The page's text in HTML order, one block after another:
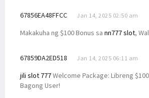
67856EA48FFCC Jan 14, 2025 02:50 am
Makakuha ng $100 Bonus sa nn777 slot,
67859DA2ED518 Jan 14, 2025 06:11 am
jili slot 777Welcome Package: Libreng
Bagong User!